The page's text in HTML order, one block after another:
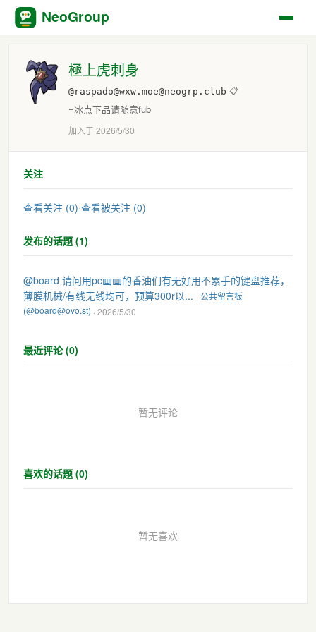
NeoGroup
極上虎刺身
@raspado@wxw.moe@neogrp.club 📋
=冰点下品请随意fub
加入于 2026/5/30
关注
查看关注 (0)·查看被关注 (0)
发布的话题 (1)
@board 请问用pc画画的香油们有无好用不累手的键盘推荐，
薄膜机械/有线无线均可，预算300r以...
公共留言板
(@board@ovo.st) · 2026/5/30
最近评论 (0)
暂无评论
喜欢的话题 (0)
暂无喜欢